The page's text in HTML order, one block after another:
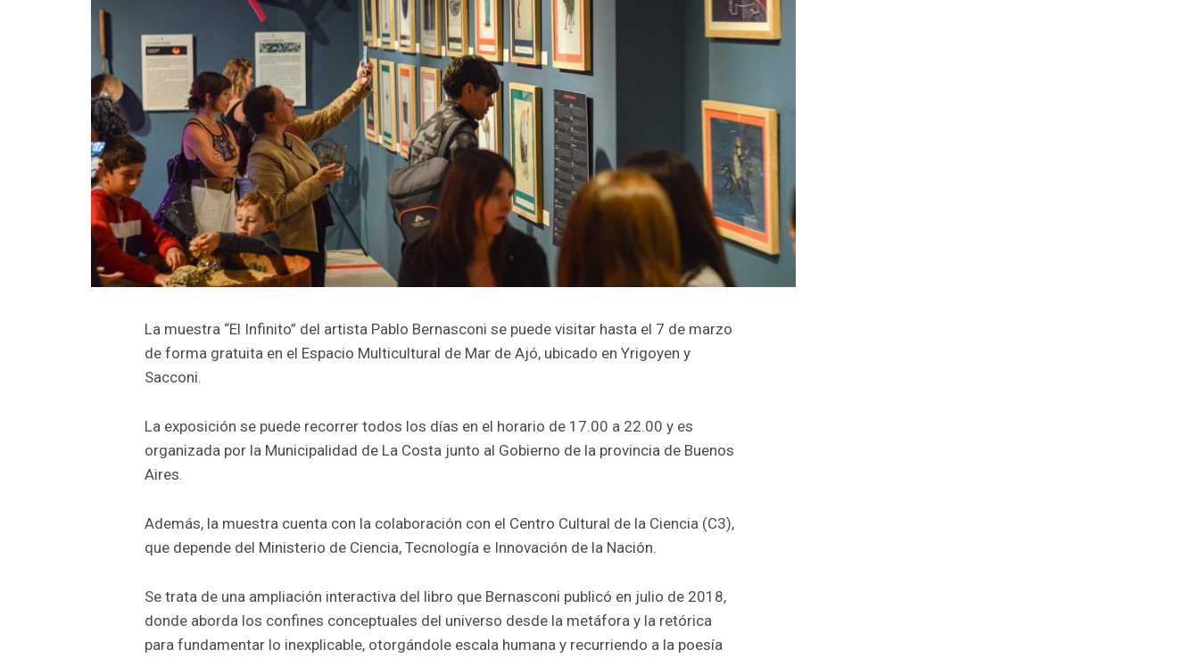
La muestra “El Infinito” del artista Pablo Bernasconi se puede visitar hasta el 7 de marzo
de forma gratuita en el Espacio Multicultural de Mar de Ajó, ubicado en Yrigoyen y
Sacconi.
La exposición se puede recorrer todos los días en el horario de 17.00 a 22.00 y es
organizada por la Municipalidad de La Costa junto al Gobierno de la provincia de Buenos
Aires.
Además, la muestra cuenta con la colaboración con el Centro Cultural de la Ciencia (C3),
que depende del Ministerio de Ciencia, Tecnología e Innovación de la Nación.
Se trata de una ampliación interactiva del libro que Bernasconi publicó en julio de 2018,
donde aborda los confines conceptuales del universo desde la metáfora y la retórica
para fundamentar lo inexplicable, otorgándole escala humana y recurriendo a la poesía